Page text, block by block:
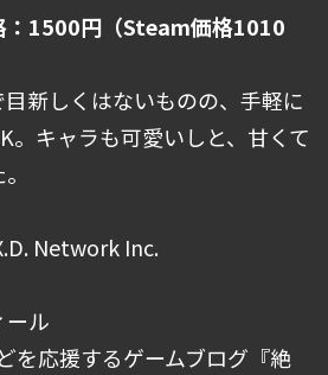
：1500円（Steam価格1010
新しくはないものの、手軽に
。キャラも可愛いしと、甘くて
Network Inc.
ル
を応援するゲームブログ『絶